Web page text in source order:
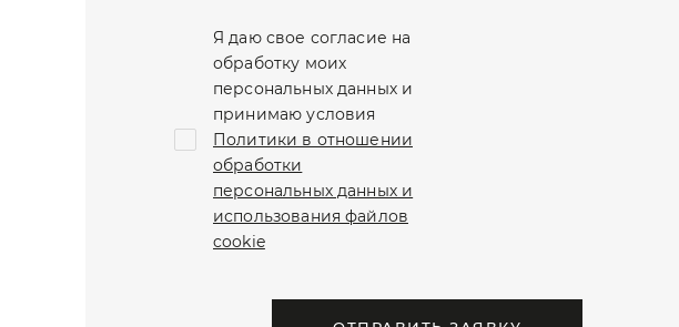
Я даю свое согласие на
обработку моих
персональных данных и
принимаю условия
Политики в отношении
обработки
персональных данных и
использования файлов
cookie